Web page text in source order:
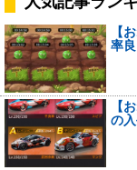
【
率
【
の